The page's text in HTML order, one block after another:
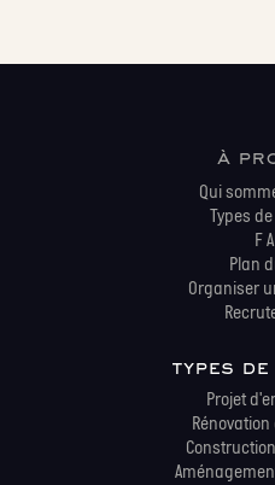
à
Qui
Types
F
Plan
Organiser
types
Projet